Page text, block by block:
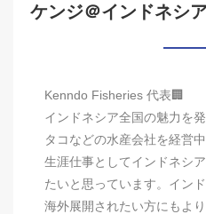
ケンジ＠インドネシ
Kenndo Fisheries 代表🏢
インドネシア全国の魅力を
タコなどの水産会社を経営中
生涯仕事としてインドネシ
たいと思っています。イン
海外展開されたい方にもよ